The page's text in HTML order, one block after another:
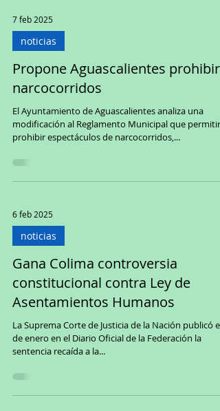
7 feb 2025
noticias
Propone Aguascalientes prohibir
narcocorridos
El Ayuntamiento de Aguascalientes analiza una
modificación al Reglamento Municipal que
prohibir espectáculos de narcocorridos,...
6 feb 2025
noticias
Gana Colima controversia
constitucional contra Ley de
Asentamientos Humanos
La Suprema Corte de Justicia de la Nación publicó el
de enero en el Diario Oficial de la Federación la
sentencia recaída a la...